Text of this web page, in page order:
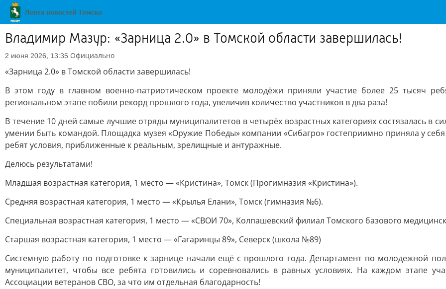
Владимир Мазур: «Зарница 2.0» в Томской области завершилась!
2 июня 2026, 13:35 Официально
«Зарница 2.0» в Томской области завершилась!
В этом году в главном военно-патриотическом проекте молодёжи приняли участие более 25 тысяч
региональном этапе побили рекорд прошлого года, увеличив количество участников в два раза!
В течение 10 дней самые лучшие отряды муниципалитетов в четырёх возрастных категориях состязалась в
умении быть командой. Площадка музея «Оружие Победы» компании «Сибагро» гостеприимно приняла у себя
ребят условия, приближенные к реальным, зрелищные и антуражные.
Делюсь результатами!
Младшая возрастная категория, 1 место — «Кристина», Томск (Прогимназия «Кристина»).
Средняя возрастная категория, 1 место — «Крылья Елани», Томск (гимназия №6).
Специальная возрастная категория, 1 место — «СВОИ 70», Колпашевский филиал Томского базового
Старшая возрастная категория, 1 место — «Гагаринцы 89», Северск (школа №89)
Системную работу по подготовке к зарнице начали ещё с прошлого года. Департамент по молодежной
муниципалитет, чтобы все ребята готовились и соревновались в равных условиях. На каждом этапе
Ассоциации ветеранов СВО, за что им отдельная благодарность!